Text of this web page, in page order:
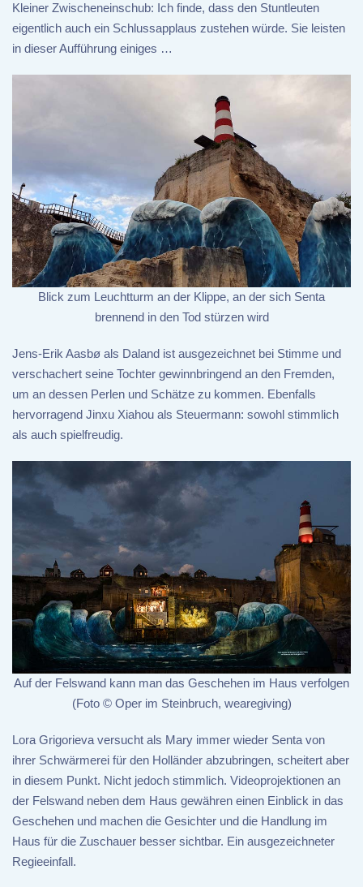
Kleiner Zwischeneinschub: Ich finde, dass den Stuntleuten
eigentlich auch ein Schlussapplaus zustehen würde. Sie leisten
in dieser Aufführung einiges …
Blick zum Leuchtturm an der Klippe, an der sich Senta
brennend in den Tod stürzen wird
Jens-Erik Aasbø als Daland ist ausgezeichnet bei Stimme und
verschachert seine Tochter gewinnbringend an den Fremden,
um an dessen Perlen und Schätze zu kommen. Ebenfalls
hervorragend Jinxu Xiahou als Steuermann: sowohl stimmlich
als auch spielfreudig.
Auf der Felswand kann man das Geschehen im Haus verfolgen
(Foto © Oper im Steinbruch, wearegiving)
Lora Grigorieva versucht als Mary immer wieder Senta von
ihrer Schwärmerei für den Holländer abzubringen, scheitert aber
in diesem Punkt. Nicht jedoch stimmlich. Videoprojektionen an
der Felswand neben dem Haus gewähren einen Einblick in das
Geschehen und machen die Gesichter und die Handlung im
Haus für die Zuschauer besser sichtbar. Ein ausgezeichneter
Regieeinfall.